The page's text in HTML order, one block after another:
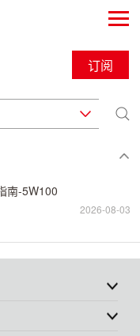
订阅
南-5W100
2026-08-03